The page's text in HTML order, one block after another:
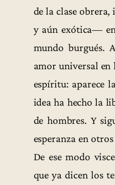
de la clase
y aún exótica—
mundo burgués.
amor universal en
espíritu: aparece
idea ha hecho la
de hombres. Y
esperanza en
De ese modo
que ya dicen los